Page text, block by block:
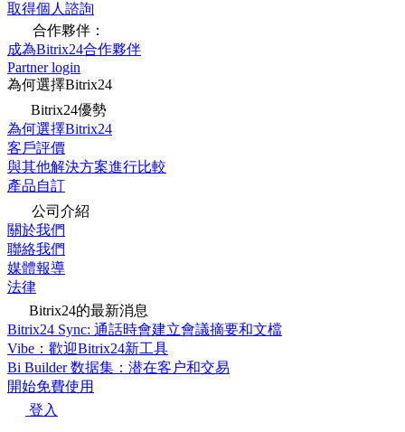
取得個人諮詢
合作夥伴：
成為Bitrix24合作夥伴
Partner login
為何選擇Bitrix24
Bitrix24優勢
為何選擇Bitrix24
客戶評價
與其他解決方案進行比較
產品自訂
公司介紹
關於我們
聯絡我們
媒體報導
法律
Bitrix24的最新消息
Bitrix24 Sync: 通話時會建立會議摘要和文檔
Vibe：歡迎Bitrix24新工具
Bi Builder 数据集：潜在客户和交易
開始免費使用
登入